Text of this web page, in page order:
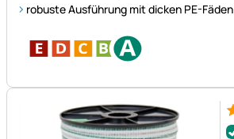
robuste Ausführung mit dicken PE-Fäden